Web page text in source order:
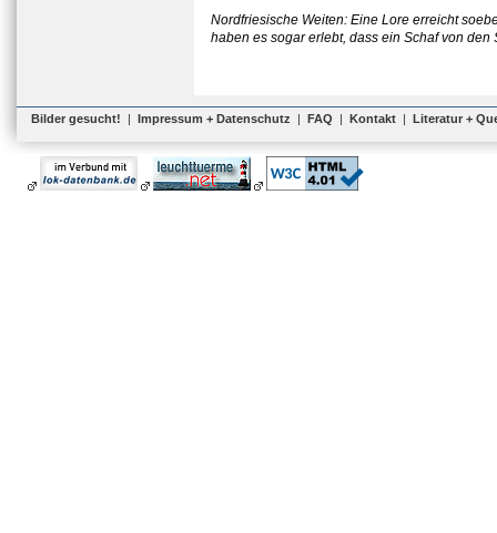
Nordfriesische Weiten: Eine Lore erreicht
haben es sogar erlebt, dass ein Schaf von
Bilder gesucht! | Impressum + Datenschutz | FAQ | Kontakt | Literatur +